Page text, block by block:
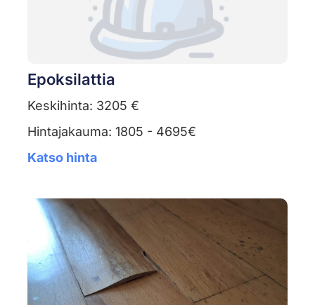
Epoksilattia
Keskihinta: 3205 €
Hintajakauma: 1805 - 4695€
Katso hinta